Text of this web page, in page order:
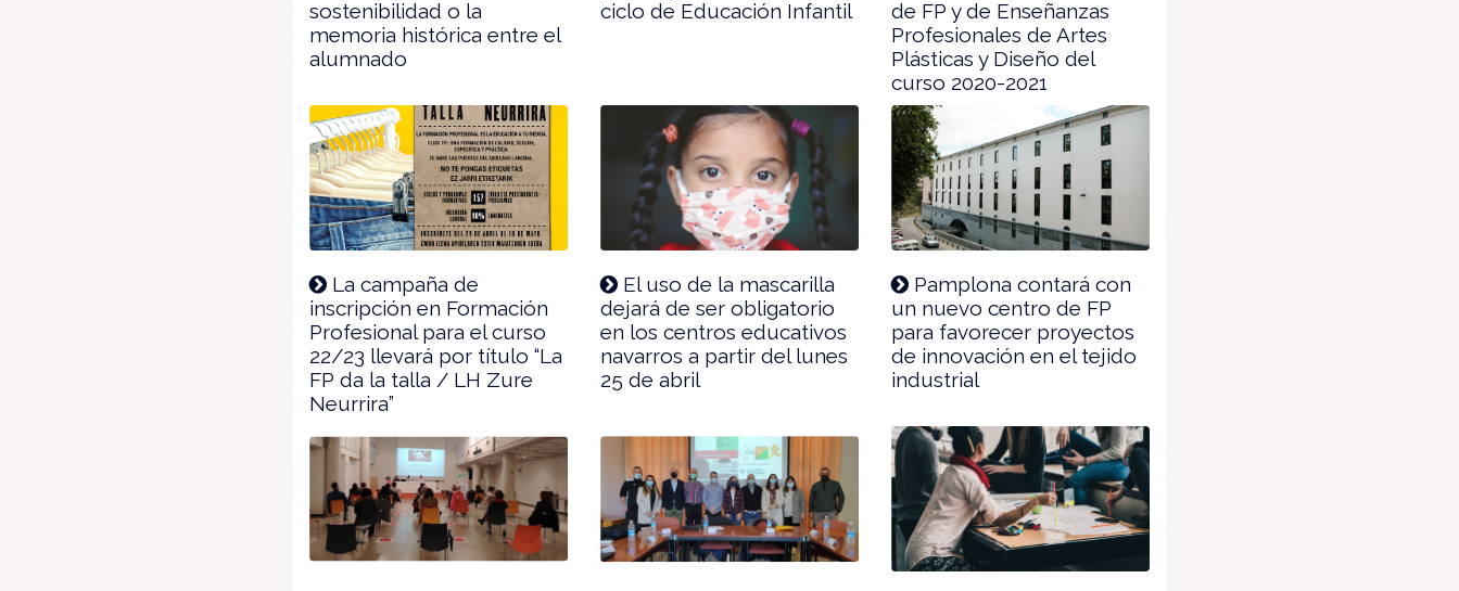
sostenibilidad o la
memoria histórica entre el
alumnado
ciclo de Educación Infantil
de FP y de Enseñanzas
Profesionales de Artes
Plásticas y Diseño del
curso 2020-2021
La campaña de
inscripción en Formación
Profesional para el curso
22/23 llevará por título “La
FP da la talla / LH Zure
Neurrira”
El uso de la mascarilla
dejará de ser obligatorio
en los centros educativos
navarros a partir del lunes
25 de abril
Pamplona contará con
un nuevo centro de FP
para favorecer proyectos
de innovación en el tejido
industrial